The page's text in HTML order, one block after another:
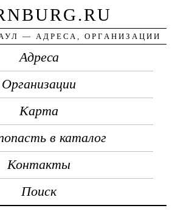
— АДРЕСА, ОРГАНИЗАЦИИ
Адреса
Организации
Карта
в каталог
Контакты
Поиск